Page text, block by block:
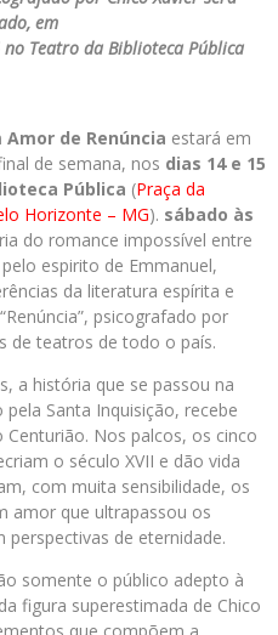
em
no Teatro da Biblioteca Pública
Amor de Renúncia estará em
de semana, nos dias 14 e 15
Pública (Praça da
Horizonte – MG). sábado às
do romance impossível entre
espirito de Emmanuel,
da literatura espírita e
psicografado por
de teatros de todo o país.
a história que se passou na
Santa Inquisição, recebe
Nos palcos, os cinco
o século XVII e dão vida
com muita sensibilidade, os
amor que ultrapassou os
de eternidade.
somente o público adepto à
figura superestimada de Chico